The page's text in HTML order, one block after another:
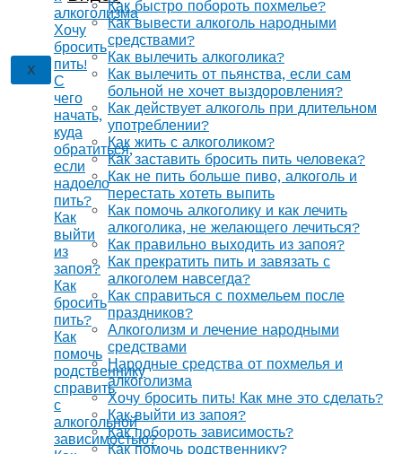
алкоголизма
Хочу
бросить
пить!
С
чего
начать,
куда
обратиться,
если
надоело
пить?
Как
выйти
из
запоя?
Как
бросить
пить?
Как
помочь
родственнику
справить
с
алкогольной
зависимостью?
X
Как быстро побороть похмелье?
Как вывести алкоголь народными
средствами?
Как вылечить алкоголика?
Как вылечить от пьянства, если сам
больной не хочет выздоровления?
Как действует алкоголь при длительном
употреблении?
Как жить с алкоголиком?
Как заставить бросить пить человека?
Как не пить больше пиво, алкоголь и
перестать хотеть выпить
Как помочь алкоголику и как лечить
алкоголика, не желающего лечиться?
Как правильно выходить из запоя?
Как прекратить пить и завязать с
алкоголем навсегда?
Как справиться с похмельем после
праздников?
Алкоголизм и лечение народными
средствами
Народные средства от похмелья и
алкоголизма
Хочу бросить пить! Как мне это сделать?
Как выйти из запоя?
Как побороть зависимость?
Как помочь родственнику?